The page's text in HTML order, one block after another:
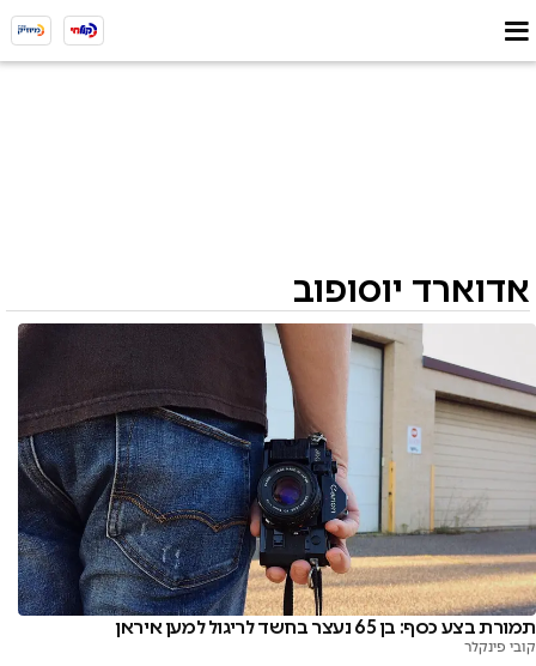
אדוארד יוסופוב
תמורת בצע כסף: בן 65 נעצר בחשד לריגול למען איראן
קובי פינקלר